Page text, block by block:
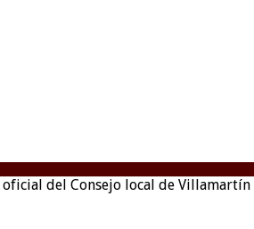
del Consejo local de Villamartín